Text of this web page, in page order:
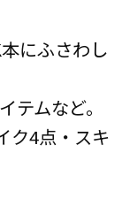
にふさわし
テムなど。
ク4点・スキ